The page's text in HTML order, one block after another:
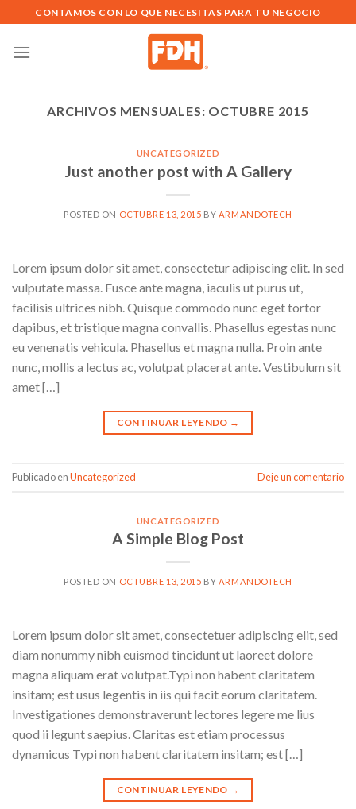
al
contenido
CONTAMOS CON LO QUE NECESITAS PARA TU NEGOCIO
ARCHIVOS MENSUALES: OCTUBRE 2015
UNCATEGORIZED
Just another post with A Gallery
POSTED ON OCTUBRE 13, 2015 BY ARMANDOTECH
Lorem ipsum dolor sit amet, consectetur adipiscing elit. In sed
vulputate massa. Fusce ante magna, iaculis ut purus ut,
facilisis ultrices nibh. Quisque commodo nunc eget tortor
dapibus, et tristique magna convallis. Phasellus egestas nunc
eu venenatis vehicula. Phasellus et magna nulla. Proin ante
nunc, mollis a lectus ac, volutpat placerat ante. Vestibulum sit
amet […]
CONTINUAR LEYENDO →
Publicado enUncategorized Deje un comentario
UNCATEGORIZED
A Simple Blog Post
POSTED ON OCTUBRE 13, 2015 BY ARMANDOTECH
Lorem ipsum dolor sit amet, consectetuer adipiscing elit, sed
diam nonummy nibh euismod tincidunt ut laoreet dolore
magna aliquam erat volutpat.Typi non habent claritatem
insitam; est usus legentis in iis qui facit eorum claritatem.
Investigationes demonstraverunt lectores legere me lius
quod ii legunt saepius. Claritas est etiam processus
dynamicus Typi non habent claritatem insitam; est […]
CONTINUAR LEYENDO →